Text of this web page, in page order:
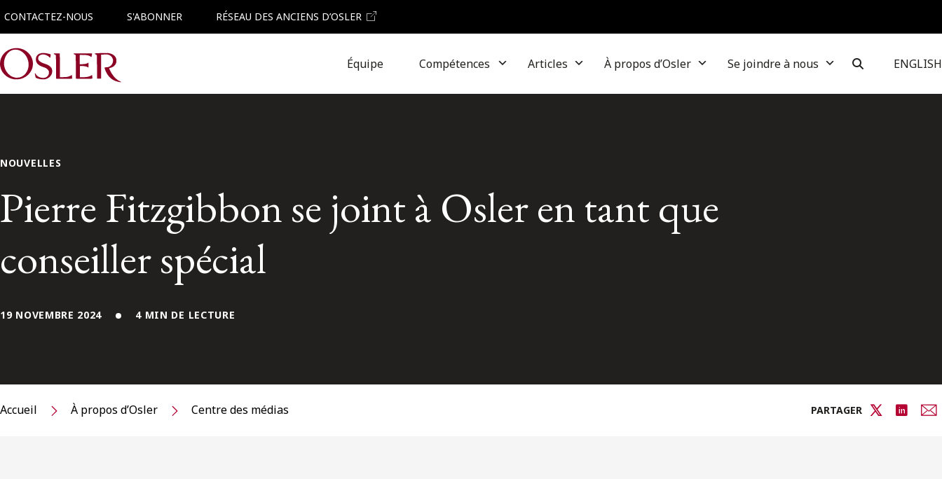
CONTACTEZ-NOUS S'ABONNER RÉSEAU DES ANCIENS D’OSLER
Main Navigation Équipe Compétences Articles À propos d’Osler Se joindre à nous ENGLISH
NOUVELLES
Pierre Fitzgibbon se joint à Osler en tant que
conseiller spécial
19 NOVEMBRE 2024 4 MIN DE LECTURE
Accueil À propos d’Osler Centre des médias PARTAGER